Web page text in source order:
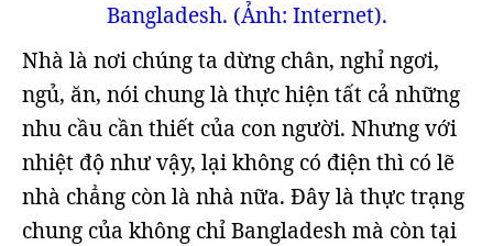
Bangladesh. (Ảnh: Internet).
Nhà là nơi chúng ta dừng chân, nghỉ ngơi,
ngủ, ăn, nói chung là thực hiện tất cả những
nhu cầu cần thiết của con người. Nhưng với
nhiệt độ như vậy, lại không có điện thì có lẽ
nhà chẳng còn là nhà nữa. Đây là thực trạng
chung của không chỉ Bangladesh mà còn tại